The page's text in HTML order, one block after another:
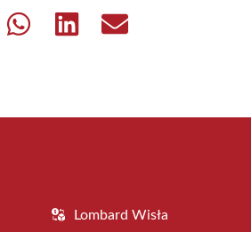
Share
Share
Share
Lombard Wisła